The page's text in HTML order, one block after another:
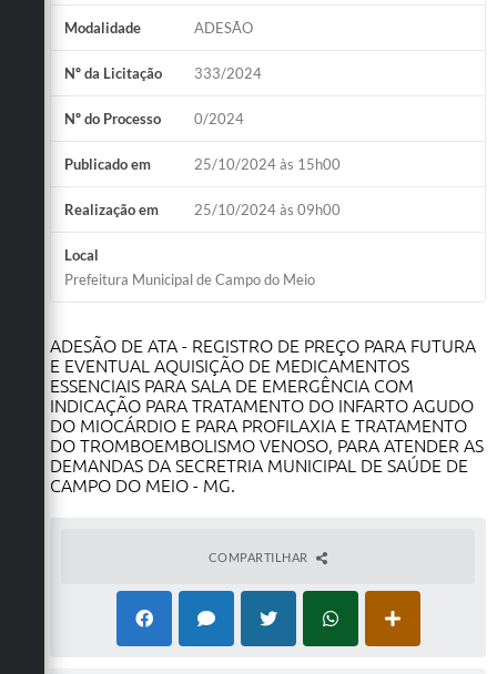
Modalidade ADESÃO
Nº da Licitação 333/2024
Nº do Processo 0/2024
Publicado em 25/10/2024 às 15h00
Realização em 25/10/2024 às 09h00
Local
Prefeitura Municipal de Campo do Meio
ADESÃO DE ATA - REGISTRO DE PREÇO PARA FUTURA
E EVENTUAL AQUISIÇÃO DE MEDICAMENTOS
ESSENCIAIS PARA SALA DE EMERGÊNCIA COM
INDICAÇÃO PARA TRATAMENTO DO INFARTO AGUDO
DO MIOCÁRDIO E PARA PROFILAXIA E TRATAMENTO
DO TROMBOEMBOLISMO VENOSO, PARA ATENDER AS
DEMANDAS DA SECRETRIA MUNICIPAL DE SAÚDE DE
CAMPO DO MEIO - MG.
COMPARTILHAR